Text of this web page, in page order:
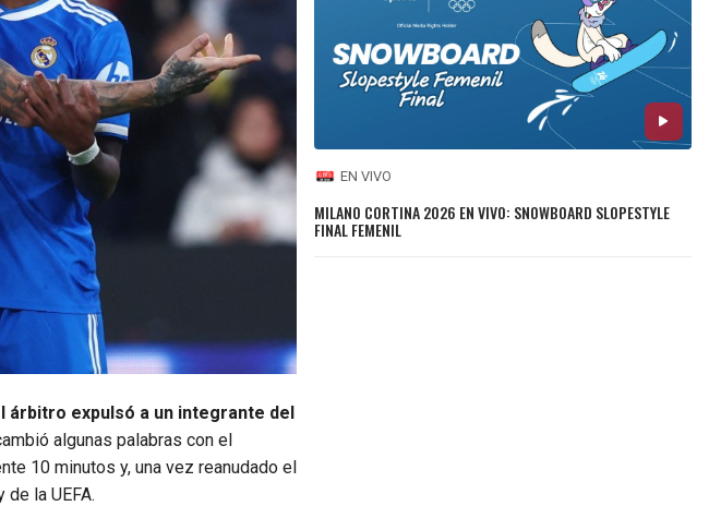
árbitro expulsó a un integrante del
algunas palabras con el
10 minutos y, una vez reanudado el
la UEFA.
EN VIVO
MILANO CORTINA 2026 EN VIVO: SNOWBOARD SLOPESTYLE
FINAL FEMENIL